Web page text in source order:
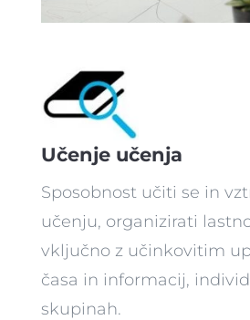
Učenje učenja
Sposobnost učiti se in
učenju, organizirati
vključno z učinkovitim
časa in informacij,
skupinah.